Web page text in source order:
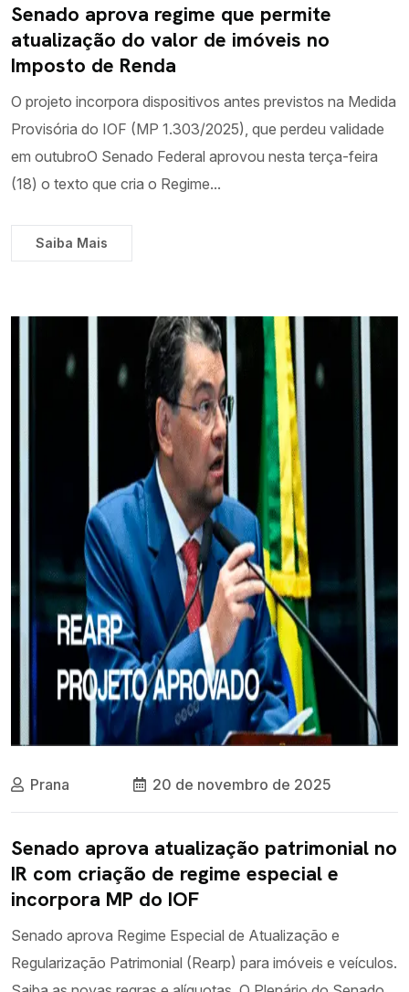
Senado aprova regime que permite
atualização do valor de imóveis no
Imposto de Renda
O projeto incorpora dispositivos antes previstos na Medida
Provisória do IOF (MP 1.303/2025), que perdeu validade
em outubroO Senado Federal aprovou nesta terça-feira
(18) o texto que cria o Regime...
Saiba Mais
Prana 20 de novembro de 2025
Senado aprova atualização patrimonial no
IR com criação de regime especial e
incorpora MP do IOF
Senado aprova Regime Especial de Atualização e
Regularização Patrimonial (Rearp) para imóveis e veículos.